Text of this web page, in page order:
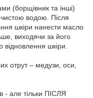
(борщівник та інші)
водою. Після
шкіри нанести масло
виходячи за його
відновлення шкіри.
отрут – медузи, оси,
- але тільки ПІСЛЯ